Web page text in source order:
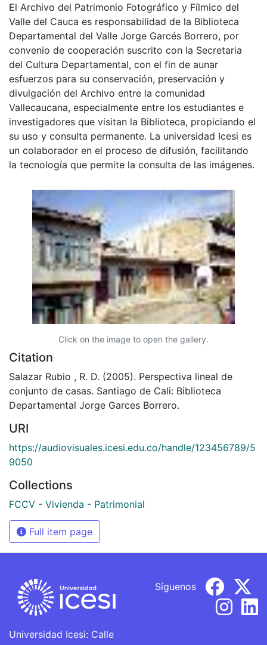
El Archivo del Patrimonio Fotográfico y Fílmico del
Valle del Cauca es responsabilidad de la Biblioteca
Departamental del Valle Jorge Garcés Borrero, por
convenio de cooperación suscrito con la Secretaria
del Cultura Departamental, con el fin de aunar
esfuerzos para su conservación, preservación y
divulgación del Archivo entre la comunidad
Vallecaucana, especialmente entre los estudiantes e
investigadores que visitan la Biblioteca, propiciando el
su uso y consulta permanente. La universidad Icesi es
un colaborador en el proceso de difusión, facilitando
la tecnología que permite la consulta de las imágenes.
Click on the image to open the gallery.
Citation
Salazar Rubio , R. D. (2005). Perspectiva lineal de
conjunto de casas. Santiago de Cali: Biblioteca
Departamental Jorge Garces Borrero.
URI
https://audiovisuales.icesi.edu.co/handle/123456789/5
9050
Collections
FCCV - Vivienda - Patrimonial
Full item page
Universidad Icesi: Calle
Síguenos